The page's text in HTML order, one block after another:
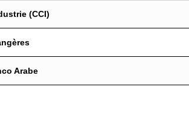
(CCI)
Arabe